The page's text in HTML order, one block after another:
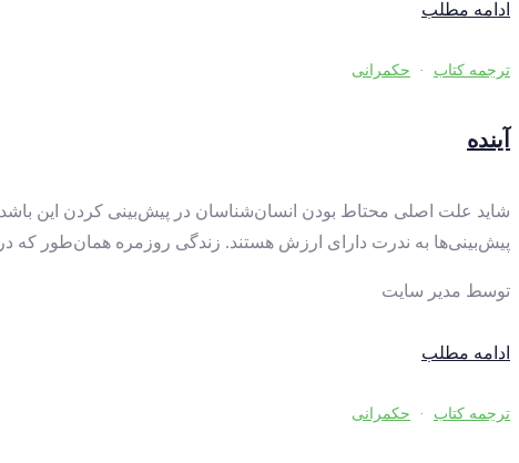
ادامه مطلب
ترجمه کتاب · حکمرانی
آینده
شاید علت اصلی محتاط بودن انسان‌شناسان در پیش‌بینی کردن این
پیش‌بینی‌ها به ندرت دارای ارزش هستند. زندگی روزمره همان‌طور که
توسط مدیر سایت
ادامه مطلب
ترجمه کتاب · حکمرانی